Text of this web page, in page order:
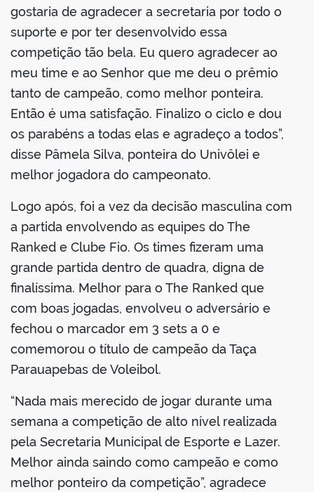
gostaria de agradecer a secretaria por todo o
suporte e por ter desenvolvido essa
competição tão bela. Eu quero agradecer ao
meu time e ao Senhor que me deu o prêmio
tanto de campeão, como melhor ponteira.
Então é uma satisfação. Finalizo o ciclo e dou
os parabéns a todas elas e agradeço a todos”,
disse Pâmela Silva, ponteira do Univôlei e
melhor jogadora do campeonato.
Logo após, foi a vez da decisão masculina com
a partida envolvendo as equipes do The
Ranked e Clube Fio. Os times fizeram uma
grande partida dentro de quadra, digna de
finalíssima. Melhor para o The Ranked que
com boas jogadas, envolveu o adversário e
fechou o marcador em 3 sets a 0 e
comemorou o título de campeão da Taça
Parauapebas de Voleibol.
“Nada mais merecido de jogar durante uma
semana a competição de alto nível realizada
pela Secretaria Municipal de Esporte e Lazer.
Melhor ainda saindo como campeão e como
melhor ponteiro da competição”, agradece